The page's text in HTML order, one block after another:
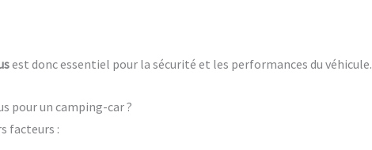
est donc essentiel pour la sécurité et les performances du véhicule.
pour un camping-car ?
facteurs :